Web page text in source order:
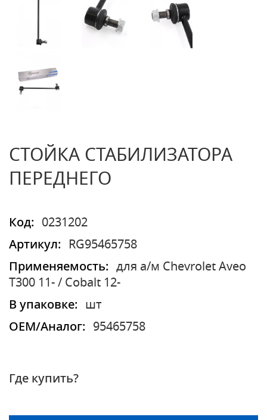
СТОЙКА СТАБИЛИЗАТОРА
ПЕРЕДНЕГО
Код:
0231202
Артикул:
RG95465758
Применяемость:
для а/м Chevrolet Aveo
T300 11- / Cobalt 12-
В упаковке:
шт
OEM/Аналог:
95465758
Где купить?